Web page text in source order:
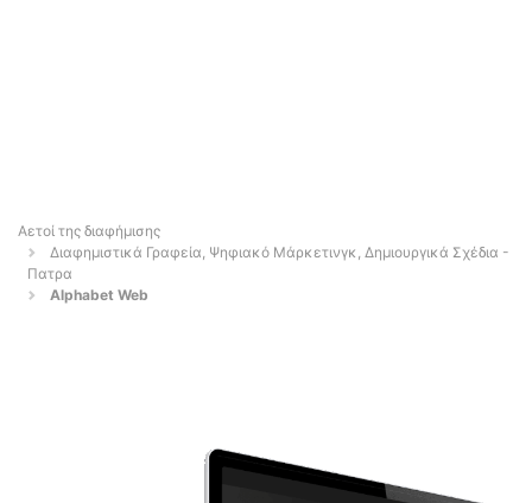
Αετοί της διαφήμισης
Διαφημιστικά Γραφεία, Ψηφιακό Μάρκετινγκ, Δημιουργικά Σχέδια -
Πατρα
Alphabet Web